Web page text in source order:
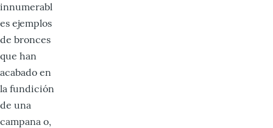
innumerabl
es ejemplos
de bronces
que han
acabado en
la fundición
de una
campana o,